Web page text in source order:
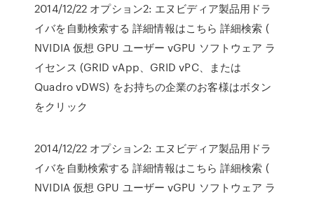
2014/12/22 オプション2: エヌビディア製品用ドラ
イバを自動検索する 詳細情報はこちら 詳細検索 (
NVIDIA 仮想 GPU ユーザー vGPU ソフトウェア ラ
イセンス (GRID vApp、GRID vPC、または
Quadro vDWS) をお持ちの企業のお客様はボタン
をクリック
2014/12/22 オプション2: エヌビディア製品用ドラ
イバを自動検索する 詳細情報はこちら 詳細検索 (
NVIDIA 仮想 GPU ユーザー vGPU ソフトウェア ラ